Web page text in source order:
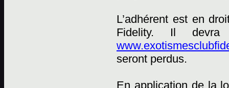
L’adhérent est en
Fidelity. Il
seront perdus.
En application de la